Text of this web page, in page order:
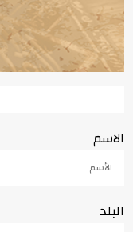
الاسم
البلد